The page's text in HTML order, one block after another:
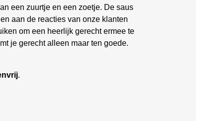
een zuurtje en een zoetje. De saus
aan de reacties van onze klanten
om een heerlijk gerecht ermee te
je gerecht alleen maar ten goede.
.